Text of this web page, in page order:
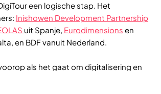
een logische stap. Het
Inishowen Development Partnership
uit Spanje, Eurodimensions en
en BDF vanuit Nederland.
als het gaat om digitalisering en